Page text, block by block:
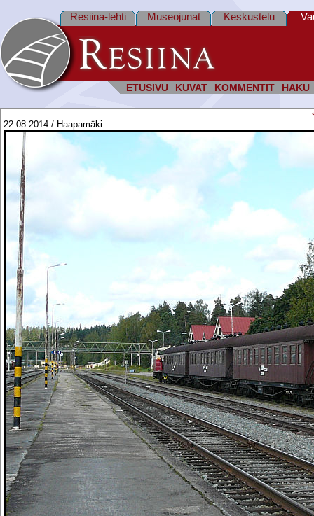
ETUSIVU KUVAT KOMMENTIT HAKU
Resiina-lehti Museojunat Keskustelu
22.08.2014 / Haapamäki